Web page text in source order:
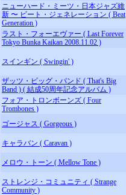
ニューハード・ミーツ・日本ジャズ維
新 〜 ビート・ジェネレーション ( Beat
Generation )
ラスト・フォーエヴァー ( Last Forever
Tokyo Bunka Kaikan 2008.11.02 )
スインギン ( Swingin' )
ザッツ・ビッグ・バンド ( That's Big
Band ) ( 結成50周年記念アルバム )
フォア・トロンボーンズ ( Four
Trombones )
ゴージャス ( Gorgeous )
キャラバン ( Caravan )
メロウ・トーン ( Mellow Tone )
ストレンジ・コミュニティ ( Strange
Community )